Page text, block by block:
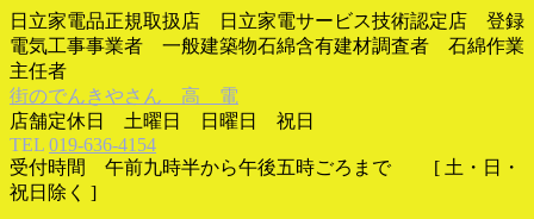
日立家電品正規取扱店 日立家電サービス技術認定店 登録
電気工事事業者 一般建築物石綿含有建材調査者 石綿作業
主任者
街のでんきやさん 高 電
店舗定休日 土曜日 日曜日 祝日
TEL 019-636-4154
受付時間 午前九時半から午後五時ごろまで [ 土・日・
祝日除く ]